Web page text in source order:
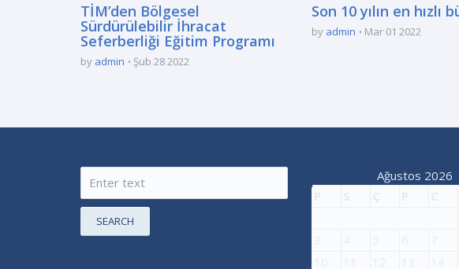
TİM’den Bölgesel
Sürdürülebilir İhracat
Seferberliği Eğitim Programı
by admin Şub 28 2022
Son 10 yılın en hızlı
by admin Mar 01 2022
SEARCH
Ağustos 2026
P
S Ç P C
3
4 5 6 7
10
11 12 13 14